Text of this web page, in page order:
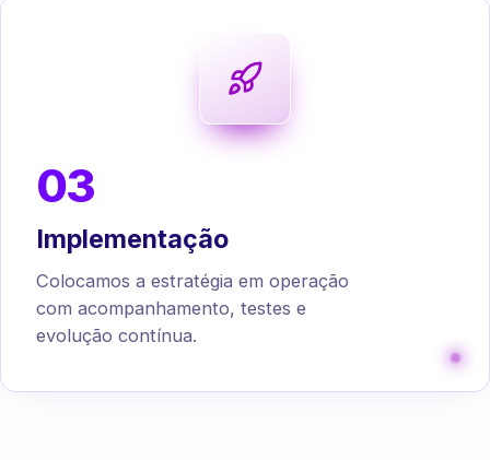
03
Implementação
Colocamos a estratégia em operação
com acompanhamento, testes e
evolução contínua.